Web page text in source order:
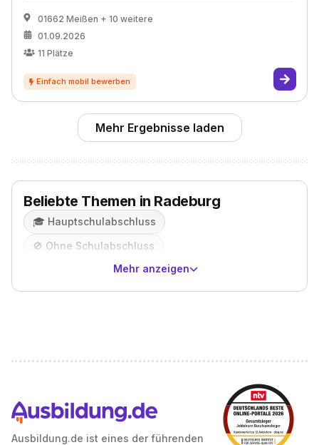
01662 Meißen + 10 weitere
01.09.2026
11 Plätze
Mehr Ergebnisse laden
Beliebte Themen in Radeburg
🎓️ Hauptschulabschluss
🚫 Ohne Schulabschluss
Mehr anzeigen
Ausbildung.de ist eines der führenden